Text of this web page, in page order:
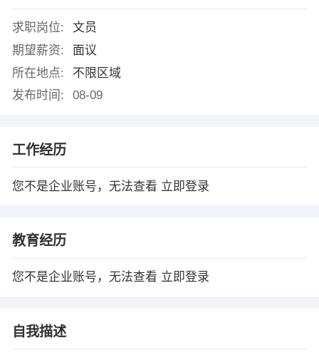
求职岗位:
文员
期望薪资:
面议
所在地点:
不限区域
发布时间:
08-09
工作经历
您不是企业账号，无法查看 立即登录
教育经历
您不是企业账号，无法查看 立即登录
自我描述